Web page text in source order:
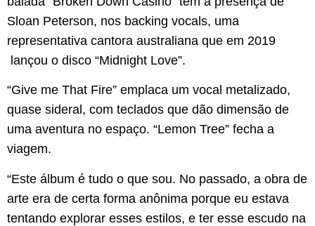
Sloan Peterson, nos backing vocals, uma
representativa cantora australiana que em 2019
lançou o disco “Midnight Love”.
“Give me That Fire” emplaca um vocal metalizado,
quase sideral, com teclados que dão dimensão de
uma aventura no espaço. “Lemon Tree” fecha a
viagem.
“Este álbum é tudo o que sou. No passado, a obra de
arte era de certa forma anônima porque eu estava
tentando explorar esses estilos, e ter esse escudo na